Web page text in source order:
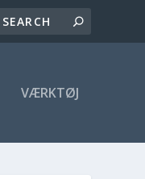
VÆRKTØJ